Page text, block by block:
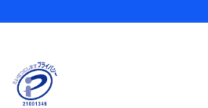
株式会社NTTドコモ
当社又は株式会社NTTドコモが提供
おけるユーザ登録受付および管理の
当社又は株式会社NTTドコモと取引